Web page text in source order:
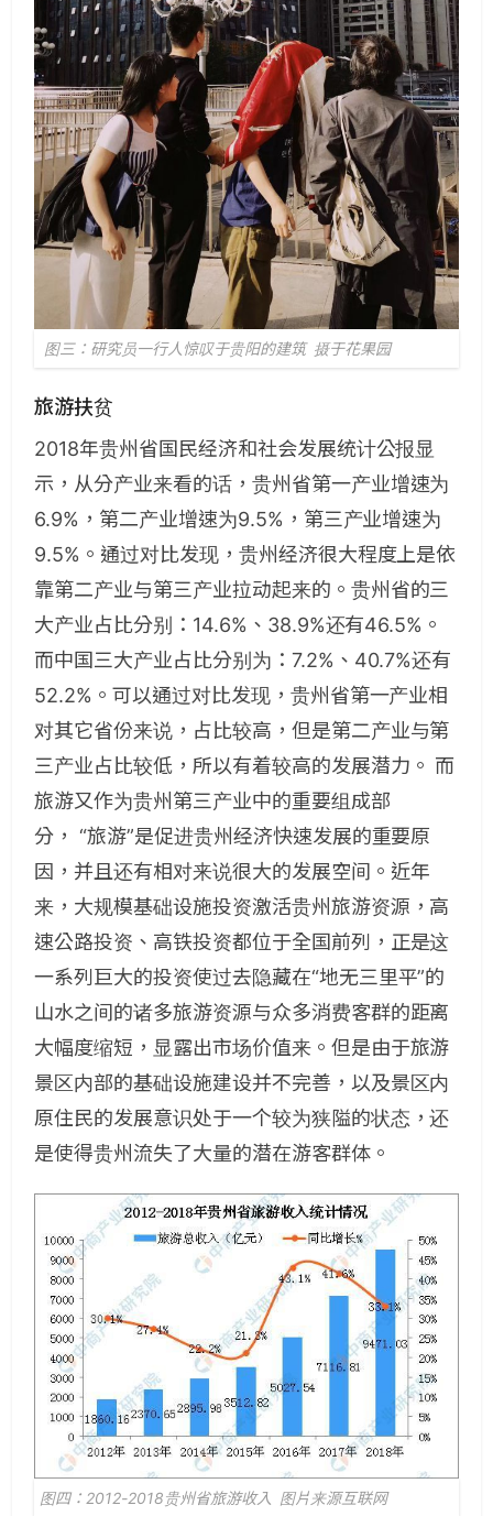
图三：研究员一行人惊叹于贵阳的建筑 摄于花果园
旅游扶贫
2018年贵州省国民经济和社会发展统计公报显
示，从分产业来看的话，贵州省第一产业增速为
6.9%，第二产业增速为9.5%，第三产业增速为
9.5%。通过对比发现，贵州经济很大程度上是依
靠第二产业与第三产业拉动起来的。贵州省的三
大产业占比分别：14.6%、38.9%还有46.5%。
而中国三大产业占比分别为：7.2%、40.7%还有
52.2%。可以通过对比发现，贵州省第一产业相
对其它省份来说，占比较高，但是第二产业与第
三产业占比较低，所以有着较高的发展潜力。 而
旅游又作为贵州第三产业中的重要组成部
分， “旅游”是促进贵州经济快速发展的重要原
因，并且还有相对来说很大的发展空间。近年
来，大规模基础设施投资激活贵州旅游资源，高
速公路投资、高铁投资都位于全国前列，正是这
一系列巨大的投资使过去隐藏在“地无三里平”的
山水之间的诸多旅游资源与众多消费客群的距离
大幅度缩短，显露出市场价值来。但是由于旅游
景区内部的基础设施建设并不完善，以及景区内
原住民的发展意识处于一个较为狭隘的状态，还
是使得贵州流失了大量的潜在游客群体。
图四：2012-2018贵州省旅游收入 图片来源互联网